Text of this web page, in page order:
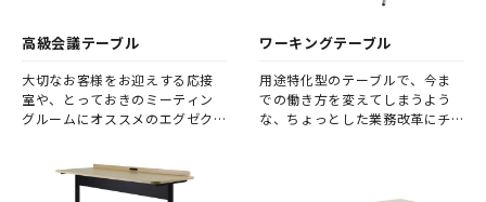
高級会議テーブル
大切なお客様をお迎えする応接
室や、とっておきのミーティン
グルームにオススメのエグゼク
ワーキングテーブル
用途特化型のテーブルで、今ま
での働き方を変えてしまうよう
な、ちょっとした業務改革にチ